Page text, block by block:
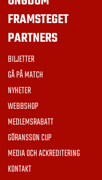
FRAMSTEGET
PARTNERS
BILJETTER
GÅ PÅ MATCH
NYHETER
WEBBSHOP
MEDLEMSRABATT
GÖRANSSON CUP
MEDIA OCH ACKREDITERING
KONTAKT